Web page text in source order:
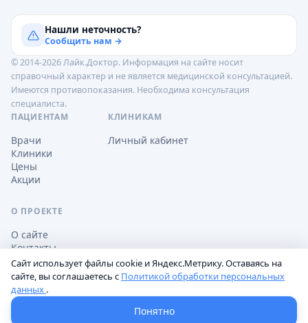
Нашли неточность?
Сообщить нам →
© 2014-2026 Лайк.Доктор. Информация на сайте носит
справочный характер и не является медицинской консультацией.
Имеются противопоказания. Необходима консультация
специалиста.
ПАЦИЕНТАМ
Врачи
Клиники
Цены
Акции
КЛИНИКАМ
Личный кабинет
О ПРОЕКТЕ
О сайте
Контакты
Обработка персональных данных
Пользовательское соглашениеНастройки cookie
Сайт использует файлы cookie и Яндекс.Метрику. Оставаясь на
сайте, вы соглашаетесь с Политикой обработки персональных
данных .
Понятно